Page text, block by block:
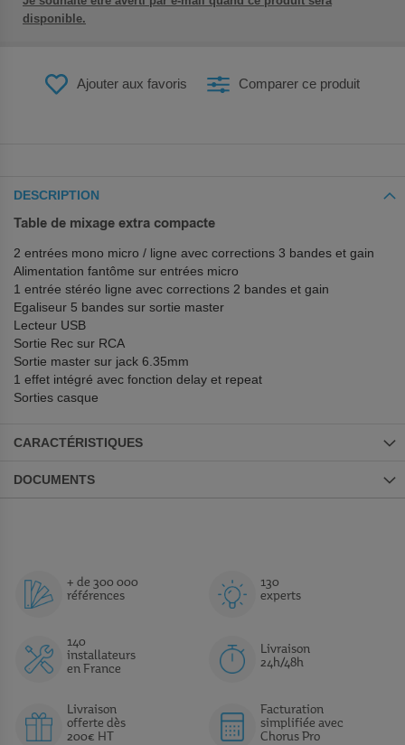
disponible.
Ajouter aux favoris Comparer ce produit
DESCRIPTION
Table de mixage extra compacte
2 entrées mono micro / ligne avec corrections 3 bandes et gain
Alimentation fantôme sur entrées micro
1 entrée stéréo ligne avec corrections 2 bandes et gain
Egaliseur 5 bandes sur sortie master
Lecteur USB
Sortie Rec sur RCA
Sortie master sur jack 6.35mm
1 effet intégré avec fonction delay et repeat
Sorties casque
CARACTÉRISTIQUES
DOCUMENTS
+ de 300 000
références
130
experts
140
installateurs
en France
Livraison
24h/48h
Livraison
offerte dès
200€ HT
Facturation
simplifiée avec
Chorus Pro